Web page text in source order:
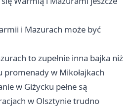
i Mazurach może być
to zupełnie inna bajka niż
promenady w Mikołajkach
w Giżycku pełne są
w Olsztynie trudno